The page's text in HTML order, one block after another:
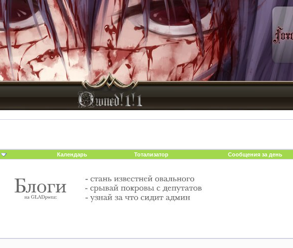
Календарь Тотализатор Сообщения за день